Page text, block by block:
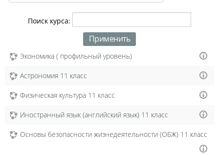
Поиск курса:
Экономика ( профильный уровень)
Астрономия 11 класс
Физическая культура 11 класс
Иностранный язык (английский язык) 11 класс
Основы безопасности жизнедеятельности (ОБЖ) 11 класс